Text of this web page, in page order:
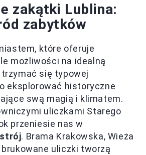
zakątki Lublina:
zabytków
które oferuje
możliwości na idealną
się typowej
eksplorować historyczne
swą magią i klimatem.
uliczkami Starego
przeniesie nas w
. Brama Krakowska, Wieża
uliczki tworzą